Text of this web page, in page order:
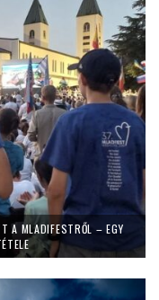
A MLADIFESTRŐL – EGY